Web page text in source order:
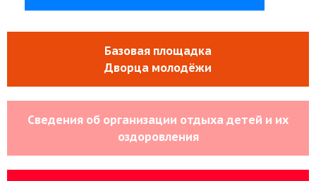
Базовая площадка
Дворца молодёжи
Сведения об организации отдыха детей и их
оздоровления